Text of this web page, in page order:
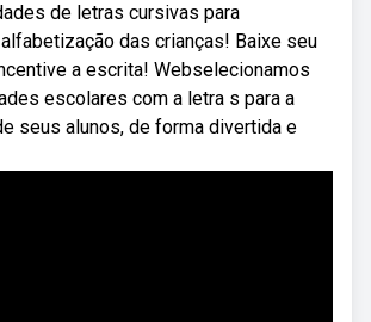
de letras cursivas para
das crianças! Baixe seu
a escrita! Webselecionamos
escolares com a letra s para a
seus alunos, de forma divertida e